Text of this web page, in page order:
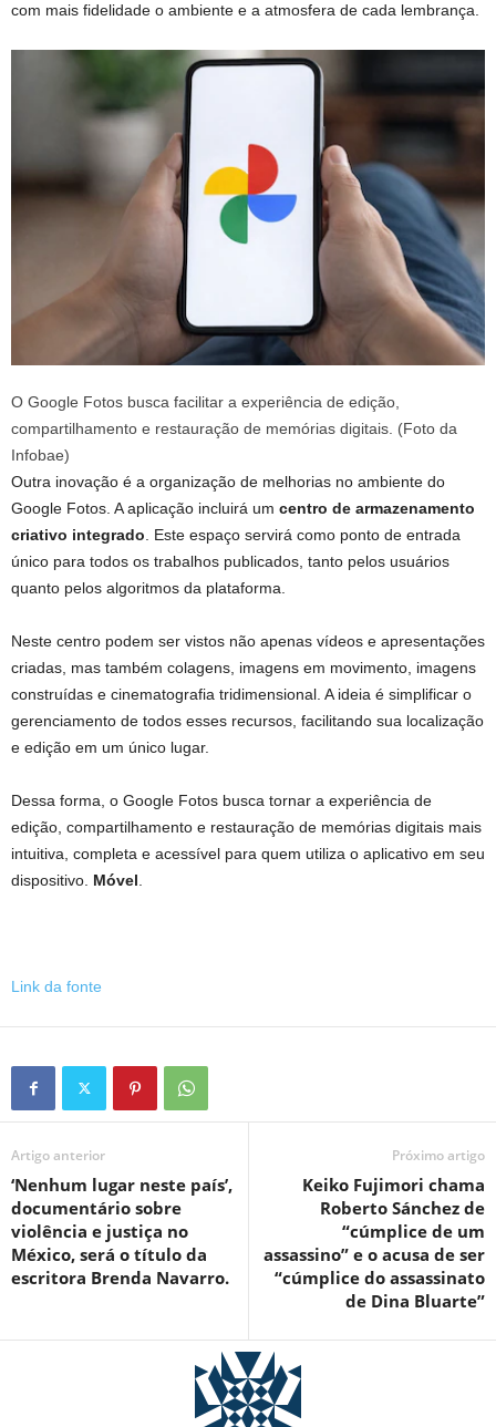
com mais fidelidade o ambiente e a atmosfera de cada lembrança.
O Google Fotos busca facilitar a experiência de edição,
compartilhamento e restauração de memórias digitais. (Foto da
Infobae)
Outra inovação é a organização de melhorias no ambiente do
Google Fotos. A aplicação incluirá um centro de armazenamento
criativo integrado . Este espaço servirá como ponto de entrada
único para todos os trabalhos publicados, tanto pelos usuários
quanto pelos algoritmos da plataforma.
Neste centro podem ser vistos não apenas vídeos e apresentações
criadas, mas também colagens, imagens em movimento, imagens
construídas e cinematografia tridimensional. A ideia é simplificar o
gerenciamento de todos esses recursos, facilitando sua localização
e edição em um único lugar.
Dessa forma, o Google Fotos busca tornar a experiência de
edição, compartilhamento e restauração de memórias digitais mais
intuitiva, completa e acessível para quem utiliza o aplicativo em seu
dispositivo. Móvel
Link da fonte
Artigo anterior
‘Nenhum lugar neste país’,
documentário sobre
violência e justiça no
México, será o título da
escritora Brenda Navarro.
Próximo artigo
Keiko Fujimori chama
Roberto Sánchez de
“cúmplice de um
assassino” e o acusa de ser
“cúmplice do assassinato
de Dina Bluarte”